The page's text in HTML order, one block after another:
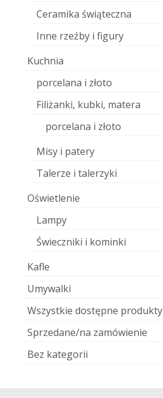
Ceramika świąteczna
Inne rzeźby i figury
Kuchnia
porcelana i złoto
Filiżanki, kubki, matera
porcelana i złoto
Misy i patery
Talerze i talerzyki
Oświetlenie
Lampy
Świeczniki i kominki
Kafle
Umywalki
Wszystkie dostępne produkty
Sprzedane/na zamówienie
Bez kategorii